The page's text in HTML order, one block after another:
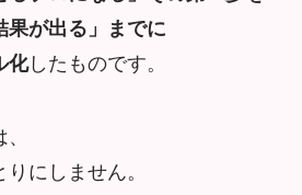
果が出る」までに
化したものです。
にしません。